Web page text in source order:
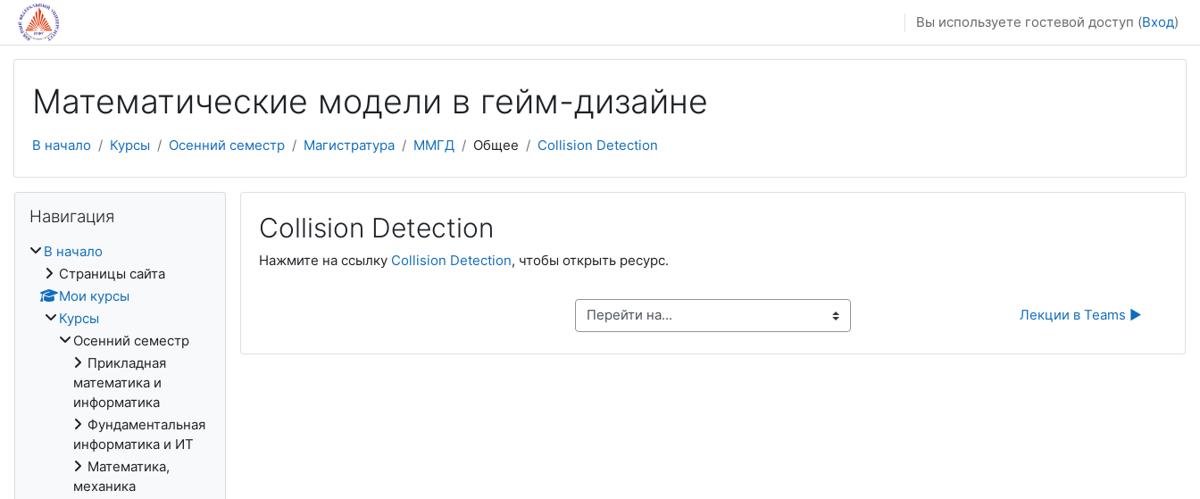
Перейти к основному содержанию
Вы используете гостевой доступ (Вход)
Математические модели в гейм-дизайне
В начало Курсы Осенний семестр Магистратура ММГД Общее Collision Detection
Collision Detection
Нажмите на ссылку Collision Detection, чтобы открыть ресурс.
Перейти на... Лекции в Teams ▶︎
Навигация
В начало
Страницы сайта
Мои курсы
Курсы
Осенний семестр
Прикладная
математика и
информатика
Фундаментальная
информатика и ИТ
Математика,
механика